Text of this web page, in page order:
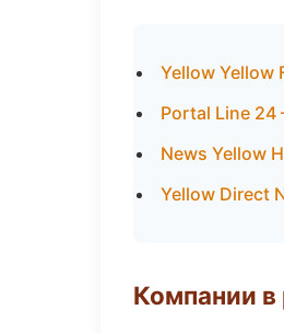
Yellow Yellow
Portal Line
News Yellow
Yellow Direct
Компании в